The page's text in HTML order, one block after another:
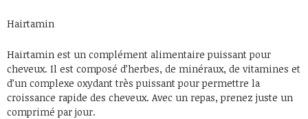
Hairtamin
Hairtamin est un complément alimentaire puissant pour
cheveux. Il est composé d’herbes, de minéraux, de vitamines et
d’un complexe oxydant très puissant pour permettre la
croissance rapide des cheveux. Avec un repas, prenez juste un
comprimé par jour.